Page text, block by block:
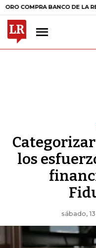
BANCO DE LA
los
sábado,